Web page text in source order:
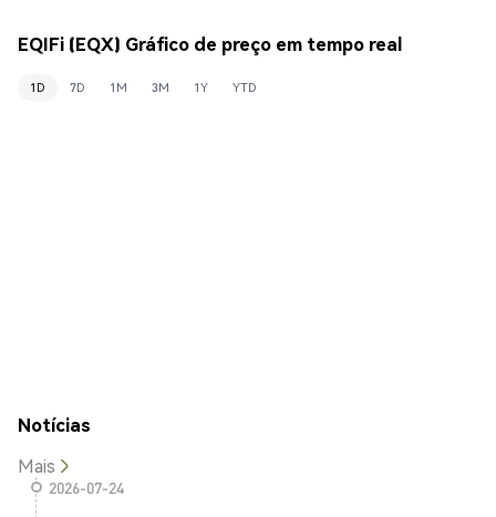
EQIFi (EQX) Gráfico de preço em tempo real
1D 7D 1M 3M 1Y YTD
Notícias
Mais
2026-07-24